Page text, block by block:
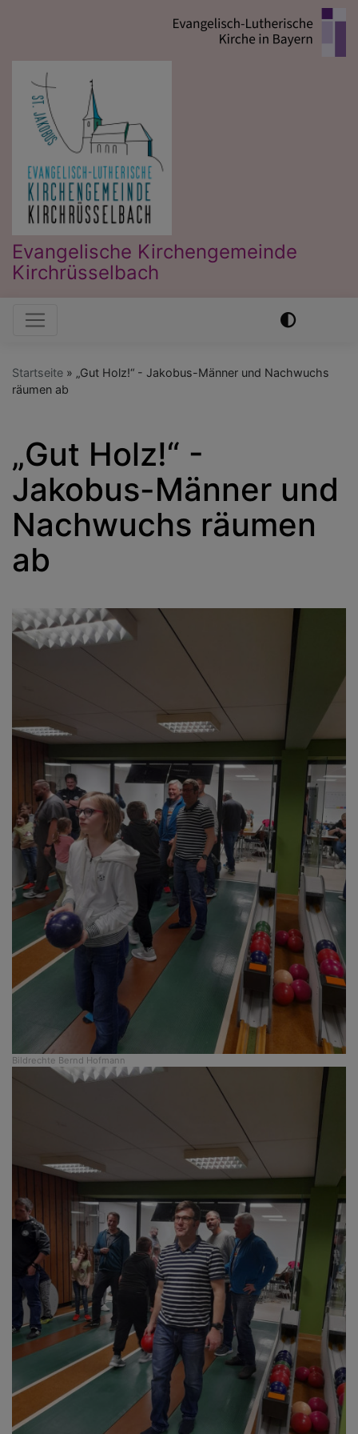
Evangelische Kirchengemeinde
Kirchrüsselbach
Hauptnavigation
Startseite
„Gut Holz!“ - Jakobus-Männer und Nachwuchs
räumen ab
„Gut Holz!“ -
Jakobus-Männer und
Nachwuchs räumen
ab
Bildrechte Bernd Hofmann